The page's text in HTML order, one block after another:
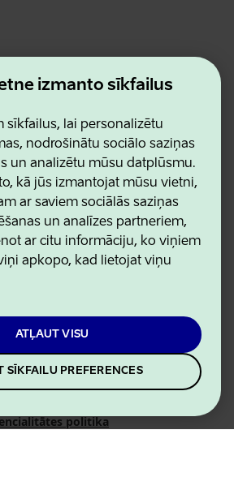
izmanto sīkfailus
sīkfailus, lai personalizētu
nodrošinātu sociālo saziņas
un analizētu mūsu datplūsmu.
kā jūs izmantojat mūsu vietni,
ar saviem sociālās saziņas
un analīzes partneriem,
ar citu informāciju, ko viņiem
apkopo, kad lietojat viņu
ATĻAUT VISU
SĪKFAILU PREFERENCES
Innovation Agency
politika